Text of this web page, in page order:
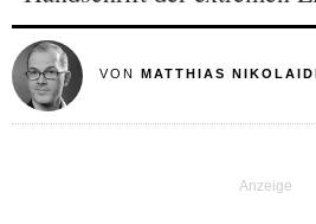
VON MATTHIAS